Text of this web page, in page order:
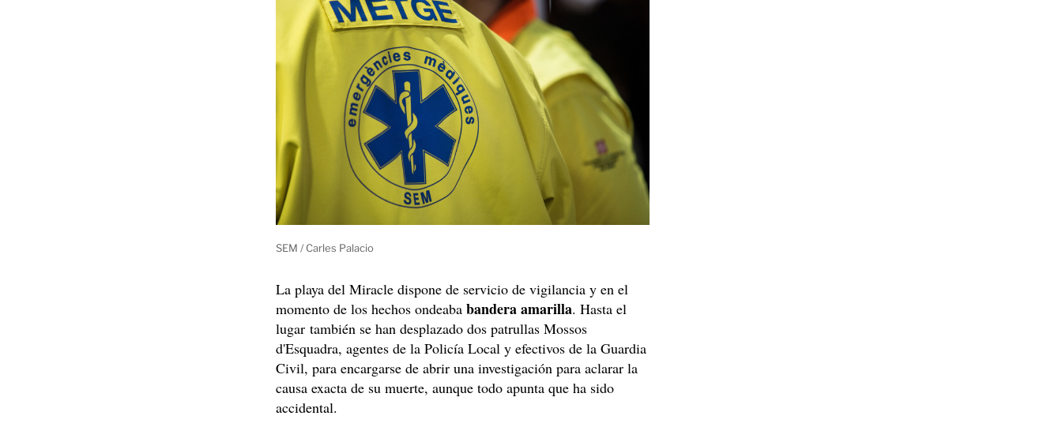
SEM / Carles Palacio
La playa del Miracle dispone de servicio de vigilancia y en el
momento de los hechos ondeababandera amarilla. Hasta el
lugar también se han desplazado dos patrullas Mossos
d'Esquadra, agentes de la Policía Local y efectivos de la Guardia
Civil, para encargarse de abrir una investigación para aclarar la
causa exacta de su muerte, aunque todo apunta que ha sido
accidental.